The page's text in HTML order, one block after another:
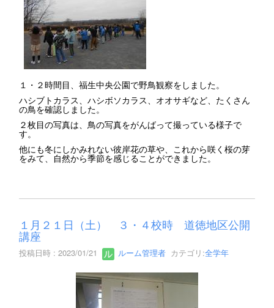
１・２時間目、福生中央公園で野鳥観察をしました。
ハシブトカラス、ハシボソカラス、オオサギなど、たくさん
の鳥を確認しました。
２枚目の写真は、鳥の写真をがんばって撮っている様子で
す。
他にも冬にしかみれない彼岸花の草や、これから咲く桜の芽
をみて、自然から季節を感じることができました。
１月２１日（土） ３・４校時 道徳地区公開
講座
投稿日時 : 2023/01/21 ルーム管理者 カテゴリ:全学年